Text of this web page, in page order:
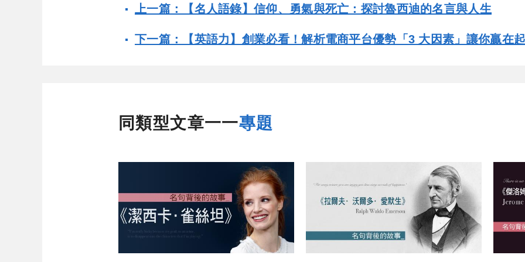
上一篇：【名人語錄】信仰、勇氣與死亡：探討魯西迪的名言與人生
下一篇：【英語力】創業必看！解析電商平台優勢「3 大因素」讓你贏在
同類型文章一一專題